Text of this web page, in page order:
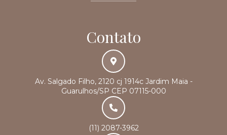
Contato
Av. Salgado Filho, 2120 cj 1914c Jardim Maia -
Guarulhos/SP CEP 07115-000
(11) 2087-3962